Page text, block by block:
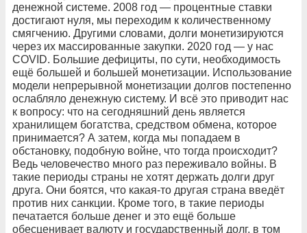
денежной системе. 2008 год — процентные ставки
достигают нуля, мы переходим к количественному
смягчению. Другими словами, долги монетизируются
через их массированные закупки. 2020 год — у нас
COVID. Большие дефициты, по сути, необходимость
ещё большей и большей монетизации. Использование
модели непрерывной монетизации долгов постепенно
ослабляло денежную систему. И всё это приводит нас
к вопросу: что на сегодняшний день является
хранилищем богатства, средством обмена, которое
принимается? А затем, когда мы попадаем в
обстановку, подобную войне, что тогда происходит?
Ведь человечество много раз переживало войны. В
такие периоды страны не хотят держать долги друг
друга. Они боятся, что какая-то другая страна введёт
против них санкции. Кроме того, в такие периоды
печатается больше денег и это ещё больше
обесценивает валюту и государственный долг, в том